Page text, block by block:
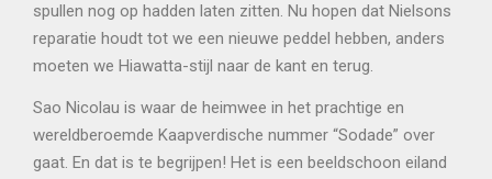
spullen nog op hadden laten zitten. Nu hopen dat Nielsons
reparatie houdt tot we een nieuwe peddel hebben, anders
moeten we Hiawatta-stijl naar de kant en terug.
Sao Nicolau is waar de heimwee in het prachtige en
wereldberoemde Kaapverdische nummer “Sodade” over
gaat. En dat is te begrijpen! Het is een beeldschoon eiland